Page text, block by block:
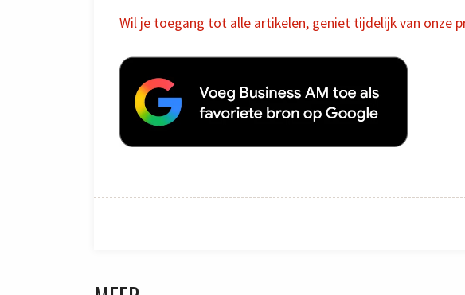
Wil je toegang tot alle artikelen, geniet tijdelijk van onze